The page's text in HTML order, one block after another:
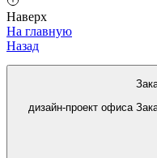
Наверх
дизайн-проект офиса
На главную
Назад
Офисные